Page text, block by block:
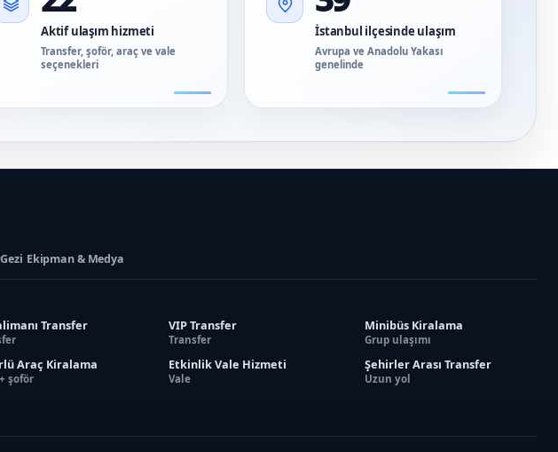
Aktif ulaşım hizmeti
Transfer, şoför, araç ve vale
seçenekleri
İstanbul ilçesinde ulaşım
Avrupa ve Anadolu Yakası
genelinde
Ekipman & Medya
Transfer VIP Transfer
Transfer
Minibüs Kiralama
Grup ulaşımı
Araç Kiralama
şoför
Etkinlik Vale Hizmeti
Vale
Şehirler Arası Transfer
Uzun yol